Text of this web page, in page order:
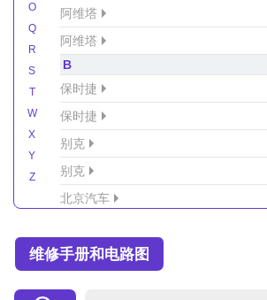
O
Q
R
S
T
W
X
Y
Z
阿维塔
阿维塔
B
保时捷
保时捷
别克
别克
北京汽车
北京越野车
维修手册和电路图